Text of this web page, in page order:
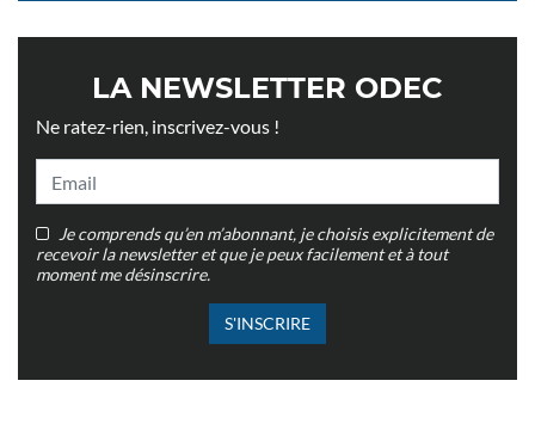
LA NEWSLETTER ODEC
Ne ratez-rien, inscrivez-vous !
Je comprends qu’en m’abonnant, je choisis explicitement de
recevoir la newsletter et que je peux facilement et à tout
moment me désinscrire.
S'INSCRIRE